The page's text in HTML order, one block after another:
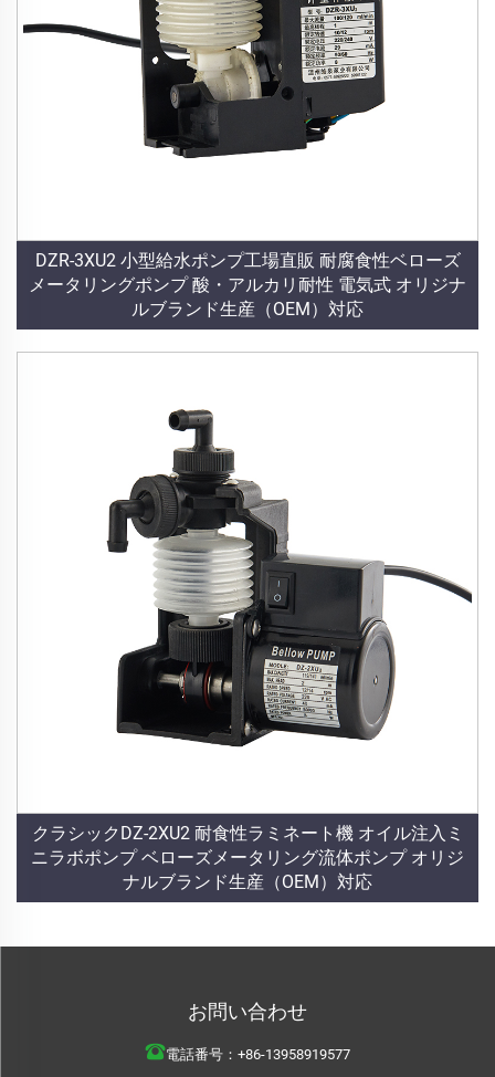
DZR-3XU2 小型給水ポンプ工場直販 耐腐食性ベローズ
メータリングポンプ 酸・アルカリ耐性 電気式 オリジナ
ルブランド生産（OEM）対応
クラシックDZ-2XU2 耐食性ラミネート機 オイル注入ミ
ニラボポンプ ベローズメータリング流体ポンプ オリジ
ナルブランド生産（OEM）対応
お問い合わせ
電話番号： +86-13958919577